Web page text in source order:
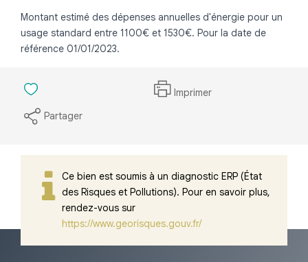
Montant estimé des dépenses annuelles d'énergie pour un
usage standard entre 1100€ et 1530€. Pour la date de
référence 01/01/2023.
Imprimer
Partager
Ce bien est soumis à un diagnostic ERP (État
des Risques et Pollutions). Pour en savoir plus,
rendez-vous sur
https://www.georisques.gouv.fr/